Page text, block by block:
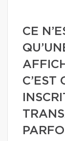
CE
C’EST